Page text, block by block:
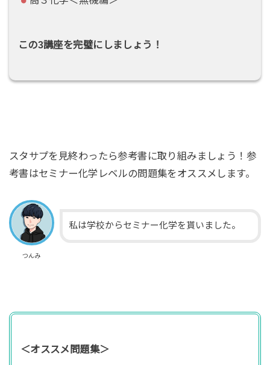
この3講座を完璧にしましょう！
スタサプを見終わったら参考書に取り組みましょう！参
考書はセミナー化学レベルの問題集をオススメします。
つんみ
私は学校からセミナー化学を貰いました。
＜オススメ問題集＞